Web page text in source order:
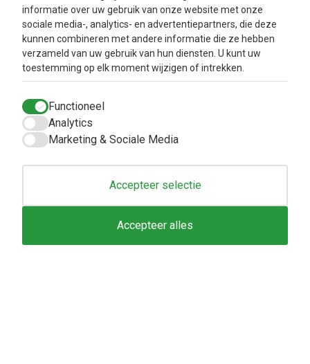
Nieuwsbrief
Oké
Info
Metabolic balance
Over ons
Aanbiedingen
Blog
Klantenservice
Privacy Beleid
Algemene
voorwaarden
Klachtenafhandeling
Inloggen
informatie over uw gebruik van onze website met onze
sociale media-, analytics- en advertentiepartners, die deze
kunnen combineren met andere informatie die ze hebben
verzameld van uw gebruik van hun diensten. U kunt uw
toestemming op elk moment wijzigen of intrekken.
Functioneel
Analytics
Marketing & Sociale Media
Accepteer selectie
Accepteer alles